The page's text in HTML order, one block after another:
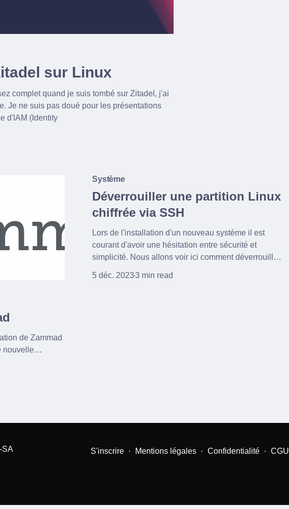
sur Linux
complet quand je suis tombé sur Zitadel, j'ai
Je ne suis pas doué pour les présentations
d'IAM (Identity
de Zammad
nouvelle
Système
Déverrouiller une partition Linux
chiffrée via SSH
Lors de l'installation d'un nouveau système il est
courant d'avoir une hésitation entre sécurité et
simplicité. Nous allons voir ici comment déverrouiller
5 déc. 20233 min read
SA
S'inscrire Mentions légales Confidentialité CGU